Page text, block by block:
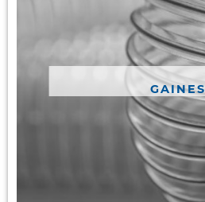
GAINES